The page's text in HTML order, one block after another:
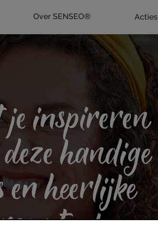
Over SENSEO® Acties
inspireren
handige
en heerlijke
recepten!